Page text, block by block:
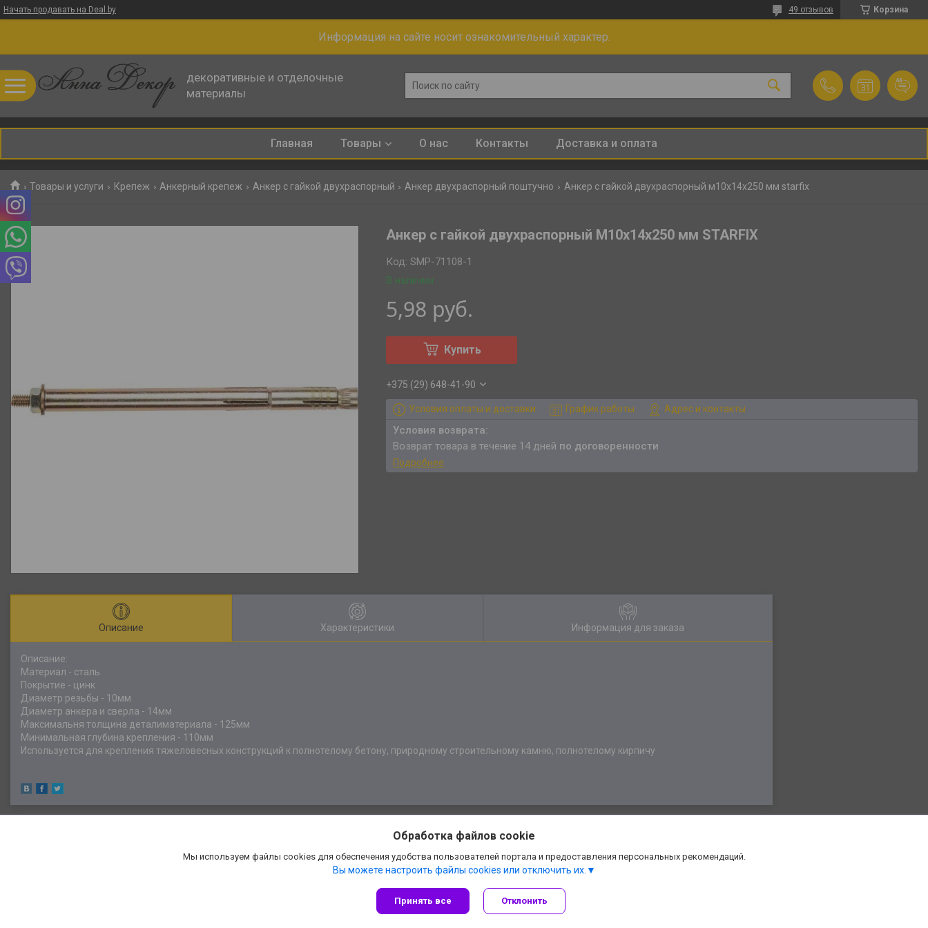
Начать продавать на Deal.by Корзина
49 отзывов
Информация на сайте носит ознакомительный характер.
декоративные и отделочные
материалы
Главная Товары О нас Контакты Доставка и оплата
Товары и услуги Крепеж Анкерный крепеж Анкер с гайкой двухраспорный Анкер двухраспорный поштучно Анкер с гайкой двухраспорный м10х14х250 мм starfix
Анкер с гайкой двухраспорный М10х14х250 мм STARFIX
В наличии
Код:SMP-71108-1
5,98 руб.
Купить
+375 (29) 648-41-90
Условия оплаты и доставки График работы Адрес и контакты
возврат товара в течение 14 дней по договоренности
Подробнее
Описание Характеристики Информация для заказа
Описание:
Материал - сталь
Покрытие - цинк
Диаметр резьбы - 10мм
Диаметр анкера и сверла - 14мм
Максимальня толщина деталиматериала - 125мм
Минимальная глубина крепления - 110мм
Используется для крепления тяжеловесных конструкций к полнотелому бетону, природному строительному камню, полнотелому кирпичу
Сайт создан на платформе Deal.by
Политика обработки файлов cookies
Обработка файлов cookie
Мы используем файлы cookies для обеспечения удобства пользователей портала и предоставления персональных рекомендаций.
Вы можете настроить файлы cookies или отключить их.
Принять все Отклонить